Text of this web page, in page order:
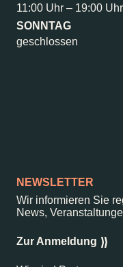
Anfahrt & Parken
Vermietung
11:00 Uhr – 19:00 Uhr
SONNTAG
geschlossen
NEWSLETTER
Wir informieren Sie
News,
Zur Anmeldung